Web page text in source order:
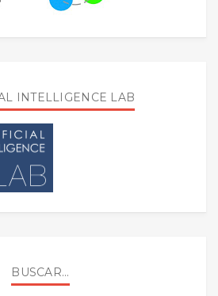
INTELLIGENCE LAB
BUSCAR...